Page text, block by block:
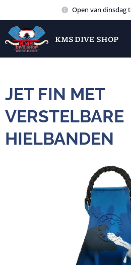
Open van dinsdag
KMS DIVE SHOP
JET FIN MET
VERSTELBARE
HIELBANDEN